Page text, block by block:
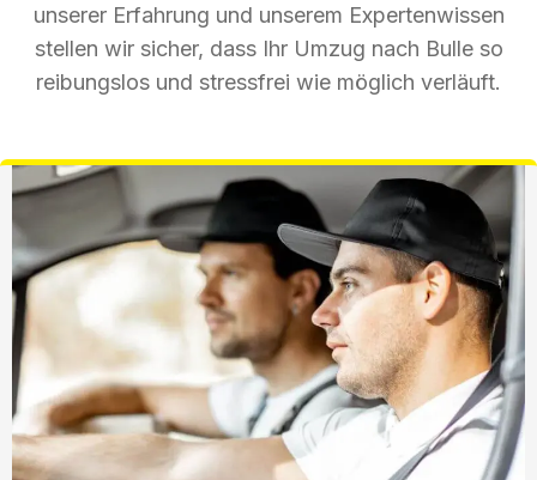
unserer Erfahrung und unserem Expertenwissen
stellen wir sicher, dass Ihr Umzug nach Bulle so
reibungslos und stressfrei wie möglich verläuft.